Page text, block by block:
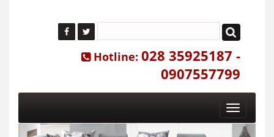
Hotline: 028 35925187 -
0907557799
Toggle